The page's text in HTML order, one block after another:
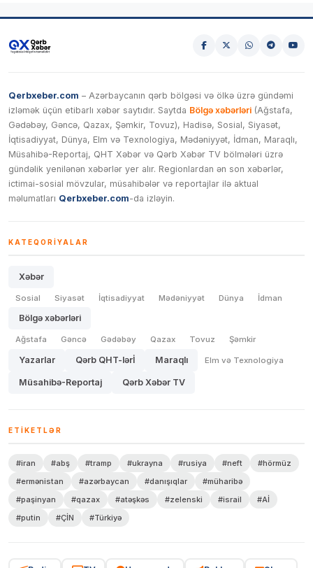
Qerbxeber.com – Azərbaycanın qərb bölgəsi və ölkə üzrə gündəmi
izləmək üçün etibarlı xəbər saytıdır. Saytda Bölgə xəbərləri (Ağstafa,
Gədəbəy, Gəncə, Qazax, Şəmkir, Tovuz), Hadisə, Sosial, Siyasət,
İqtisadiyyat, Dünya, Elm və Texnologiya, Mədəniyyət, İdman, Maraqlı,
Müsahibə-Reportaj, QHT Xəbər və Qərb Xəbər TV bölmələri üzrə
gündəlik yenilənən xəbərlər yer alır. Regionlardan ən son xəbərlər,
ictimai-sosial mövzular, müsahibələr və reportajlar ilə aktual
məlumatları Qerbxeber.com-da izləyin.
KATEQORIYALAR
Xəbər
Sosial Siyasət İqtisadiyyat Mədəniyyət Dünya İdman
Bölgə xəbərləri
Ağstafa Gəncə Gədəbəy Qazax Tovuz Şəmkir
Yazarlar Qərb QHT-lərİ Maraqlı Elm və Texnologiya
Müsahibə-Reportaj Qərb Xəbər TV
ETIKETLƏR
#iran #abş #tramp #ukrayna #rusiya #neft
#hörmüz
#ermənistan
#azərbaycan #danışıqlar
#müharibə
#paşinyan
#qazax #atəşkəs #zelenski #israil
#Aİ
#putin
#ÇİN #Türkiyə